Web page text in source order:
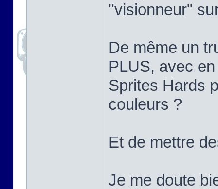
"visionneur"
De même un
PLUS, avec
Sprites Hards
couleurs ?
Et de mettre
Je me doute